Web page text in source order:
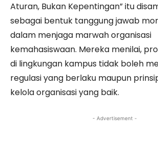
Aturan, Bukan Kepentingan” itu
sebagai bentuk tanggung jawab
dalam menjaga marwah organisasi
kemahasiswaan. Mereka menilai,
di lingkungan kampus tidak boleh
regulasi yang berlaku maupun
kelola organisasi yang baik.
- Advertisement -